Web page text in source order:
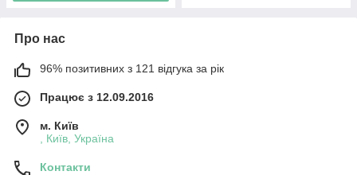
Про нас
96% позитивних з 121 відгука за рік
Працює з 12.09.2016
м. Київ
, Київ, Україна
Контакти